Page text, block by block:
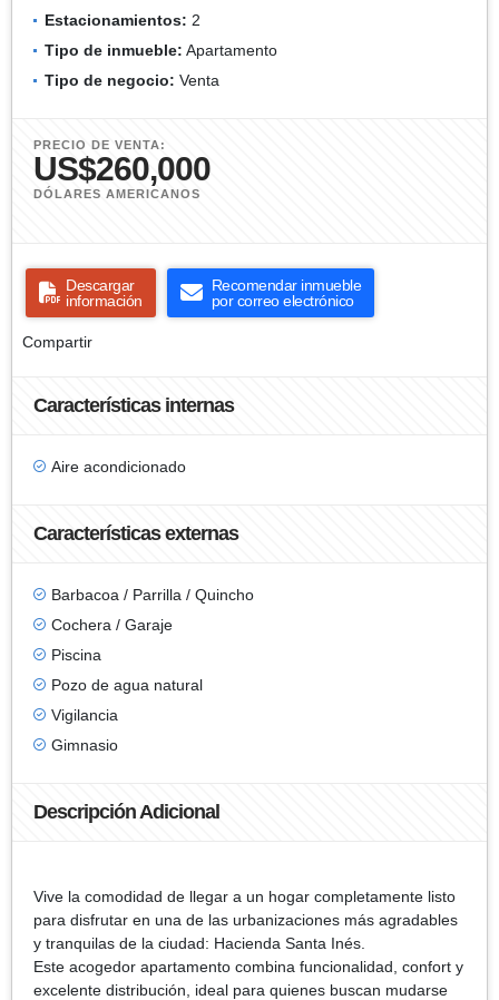
Estacionamientos: 2
Tipo de inmueble: Apartamento
Tipo de negocio: Venta
PRECIO DE VENTA:
US$260,000
DÓLARES AMERICANOS
Descargar
información
Recomendar inmueble
por correo electrónico
Compartir
Características internas
Aire acondicionado
Características externas
Barbacoa / Parrilla / Quincho
Cochera / Garaje
Piscina
Pozo de agua natural
Vigilancia
Gimnasio
Descripción Adicional
Vive la comodidad de llegar a un hogar completamente listo
para disfrutar en una de las urbanizaciones más agradables
y tranquilas de la ciudad: Hacienda Santa Inés.
Este acogedor apartamento combina funcionalidad, confort y
excelente distribución, ideal para quienes buscan mudarse